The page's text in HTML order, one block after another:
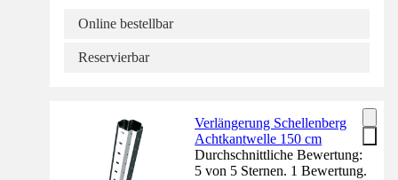
Online bestellbar
Reservierbar
Verlängerung Schellenberg
Achtkantwelle 150 cm
Durchschnittliche Bewertung:
5 von 5 Sternen. 1 Bewertung.